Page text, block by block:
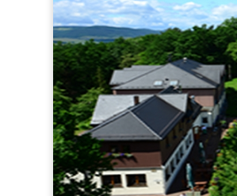
HOTEL